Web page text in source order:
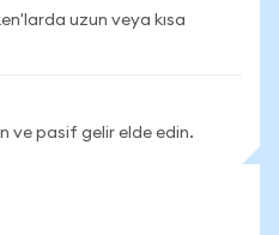
uzun veya kısa
ve pasif gelir elde edin.